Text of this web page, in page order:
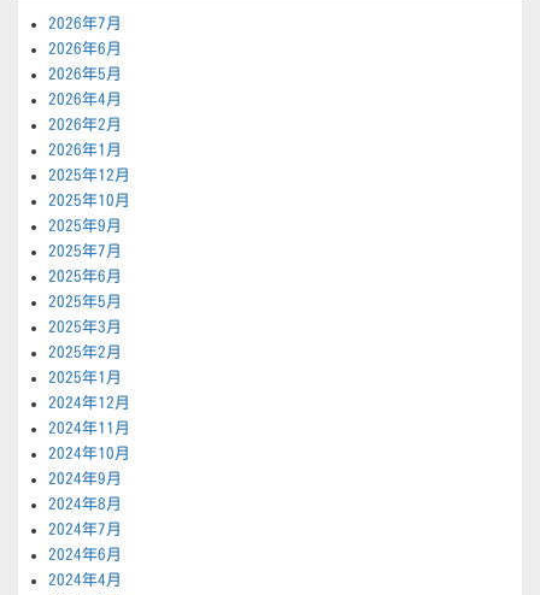
2026年7月
2026年6月
2026年5月
2026年4月
2026年2月
2026年1月
2025年12月
2025年10月
2025年9月
2025年7月
2025年6月
2025年5月
2025年3月
2025年2月
2025年1月
2024年12月
2024年11月
2024年10月
2024年9月
2024年8月
2024年7月
2024年6月
2024年4月